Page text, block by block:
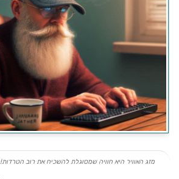
מזג האוויר היא חוויה שמסוגלת להשכיח את רוב הטרדות!